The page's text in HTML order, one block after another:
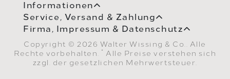
Informationen
Service, Versand & Zahlung
Firma, Impressum & Datenschutz
Copyright © 2026 Walter Wissing & Co.. Alle
Rechte vorbehalten.
* Alle Preise verstehen sich
zzgl. der gesetzlichen Mehrwertsteuer.